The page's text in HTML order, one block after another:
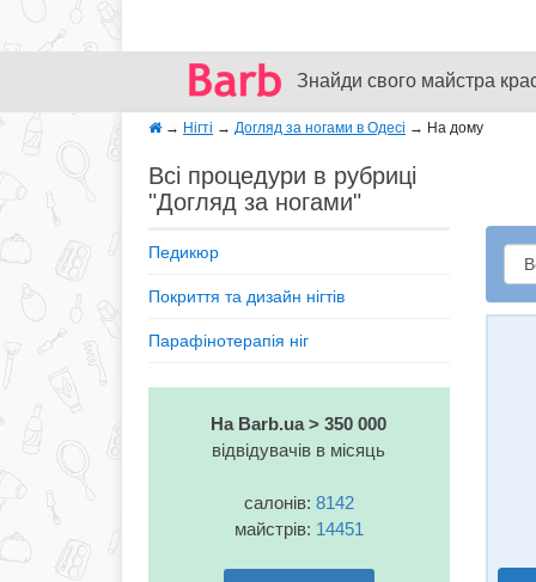
Знайди свого майстра
→ Нігті → Догляд за ногами в Одесі → На дому
Всі процедури в рубриці
"Догляд за ногами"
Педикюр
Покриття та дизайн нігтів
Парафінотерапія ніг
На Barb.ua > 350 000
відвідувачів в місяць
салонів: 8142
майстрів: 14451